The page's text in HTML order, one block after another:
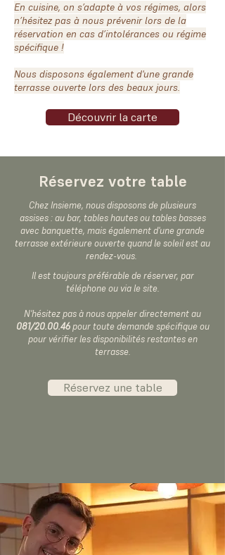
En cuisine, on s’adapte à vos régimes, alors
n’hésitez pas à nous prévenir lors de la
réservation en cas d’intolérances ou régime
spécifique !
Nous disposons également d'une grande
terrasse ouverte lors des beaux jours.
Découvrir la carte
Réservez votre table
Chez Insieme, nous disposons de plusieurs
assises : au bar, tables hautes ou tables basses
avec banquette, mais également d'une grande
terrasse extérieure ouverte quand le soleil est au
rendez-vous.
Il est toujours préférable de réserver, par
téléphone ou via le site.
N'hésitez pas à nous appeler directement au
081/20.00.46pour toute demande spécifique ou
pour vérifier les disponibilités restantes en
terrasse.
Réservez une table